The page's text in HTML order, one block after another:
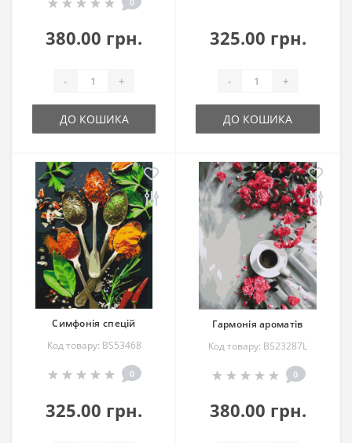
380.00 грн.
- +
ДО КОШИКА
325.00 грн.
- +
ДО КОШИКА
Симфонія спецій
Код товару: BS53468
0
325.00 грн.
Гармонія ароматів
Код товару: BS23287L
0
380.00 грн.